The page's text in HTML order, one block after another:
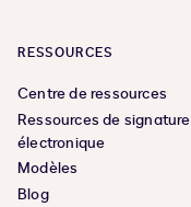
RESSOURCES
Centre de ressources
Ressources de signature
électronique
Modèles
Blog